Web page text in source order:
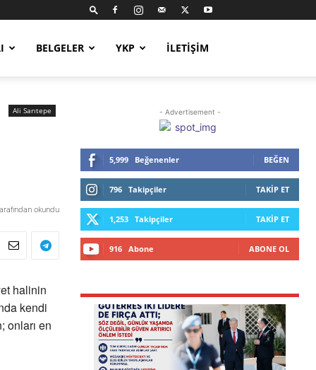
BELGELER YKP İLETIŞIM
Ali Sarıtepe
okundu
halinin
kendi
onları en
- Advertisement -
5,999 Beğenenler BEĞEN
796 Takipçiler TAKIP ET
1,253 Takipçiler TAKIP ET
916 Abone ABONE OL